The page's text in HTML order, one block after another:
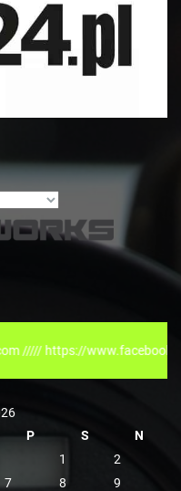
www.facebook.com/
P S
N
1
2
7 8
9